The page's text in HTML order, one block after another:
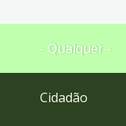
Ir
rodapé
- Qualquer -
Cidadão